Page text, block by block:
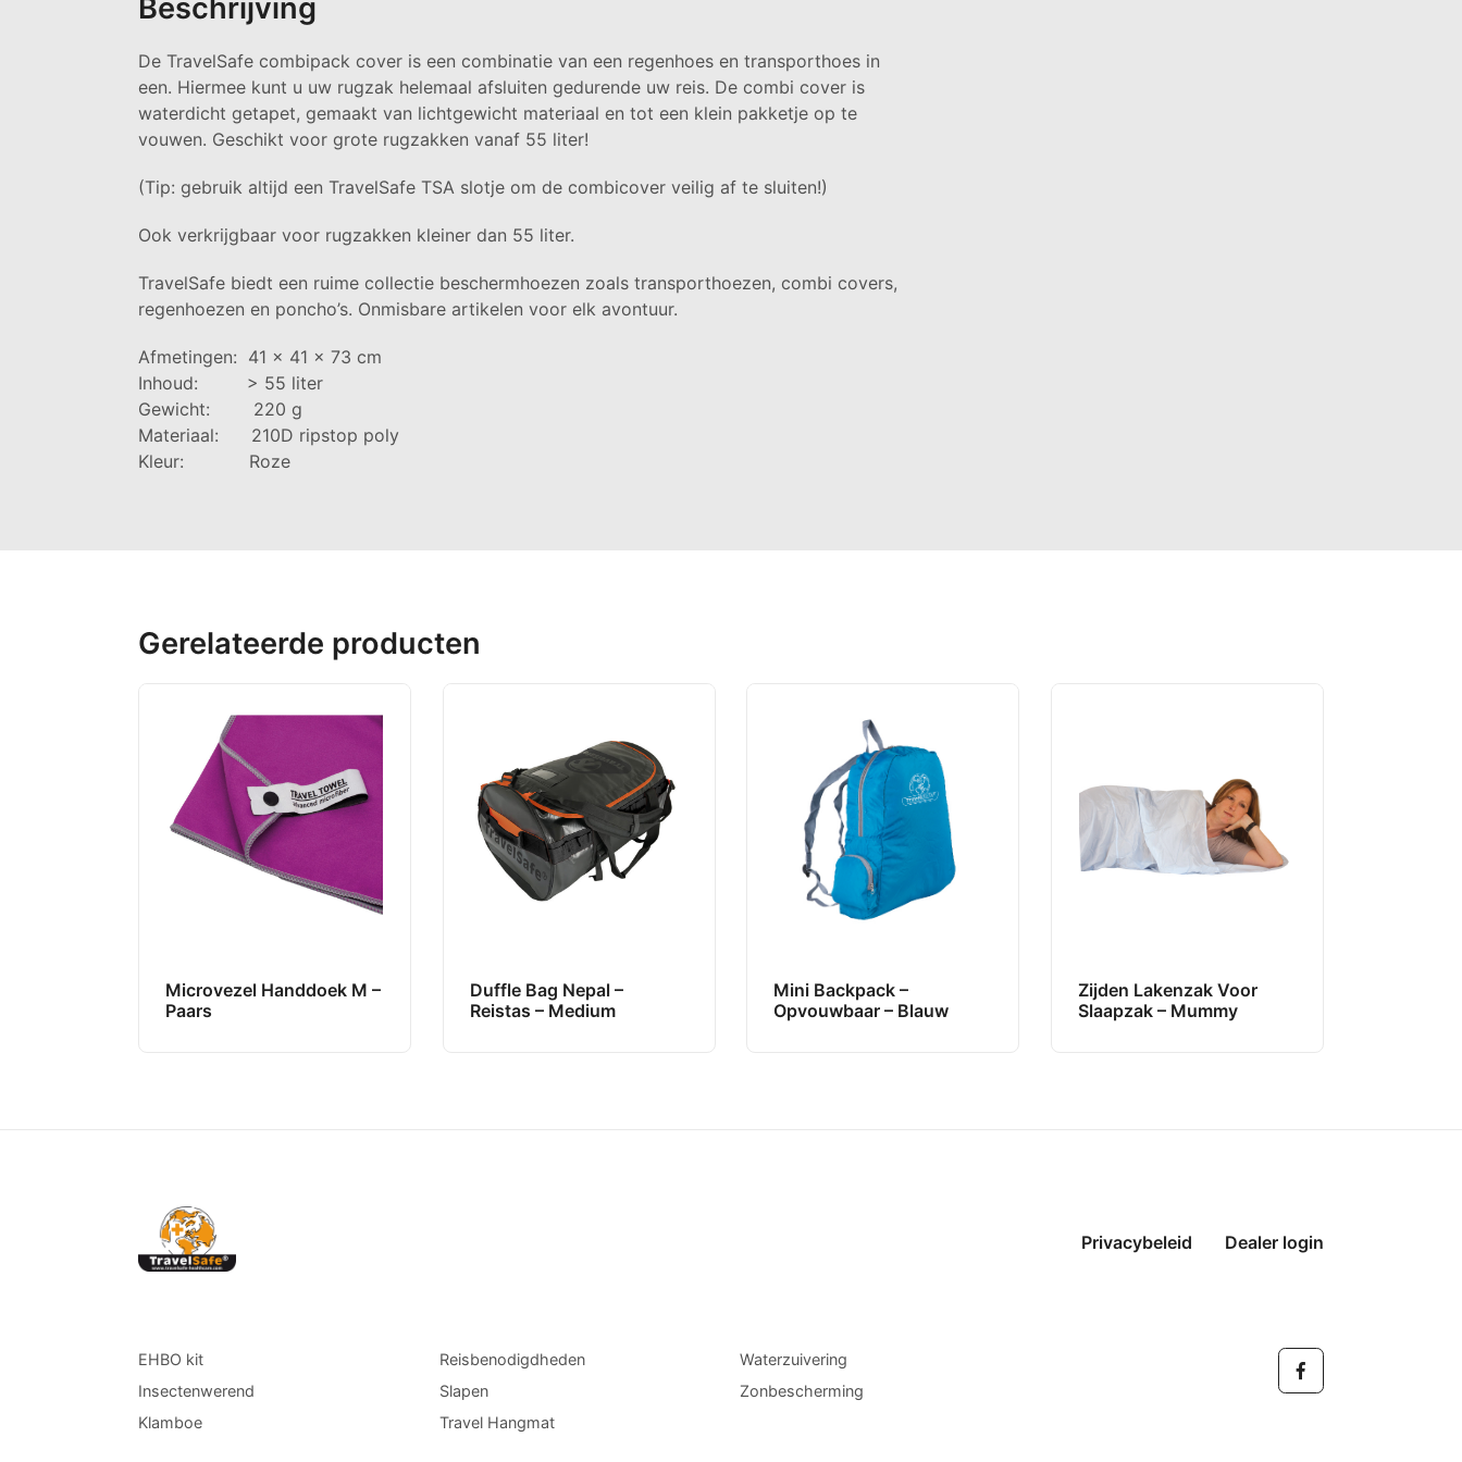
Beschrijving
De TravelSafe combipack cover is een combinatie van een regenhoes en transporthoes in
een. Hiermee kunt u uw rugzak helemaal afsluiten gedurende uw reis. De combi cover is
waterdicht getapet, gemaakt van lichtgewicht materiaal en tot een klein pakketje op te
vouwen. Geschikt voor grote rugzakken vanaf 55 liter!
(Tip: gebruik altijd een TravelSafe TSA slotje om de combicover veilig af te sluiten!)
Ook verkrijgbaar voor rugzakken kleiner dan 55 liter.
TravelSafe biedt een ruime collectie beschermhoezen zoals transporthoezen, combi covers,
regenhoezen en poncho’s. Onmisbare artikelen voor elk avontuur.
Afmetingen: 41 x 41 x 73 cm
Inhoud: > 55 liter
Gewicht: 220 g
Materiaal: 210D ripstop poly
Kleur: Roze
Gerelateerde producten
Microvezel Handdoek M –
Paars
Duffle Bag Nepal –
Reistas – Medium
Mini Backpack –
Opvouwbaar – Blauw
Zijden Lakenzak Voor
Slaapzak – Mummy
Privacybeleid Dealer login
EHBO kit
Insectenwerend
Klamboe
Reisbenodigdheden
Slapen
Travel Hangmat
Waterzuivering
Zonbescherming